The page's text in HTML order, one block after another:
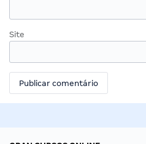
Site